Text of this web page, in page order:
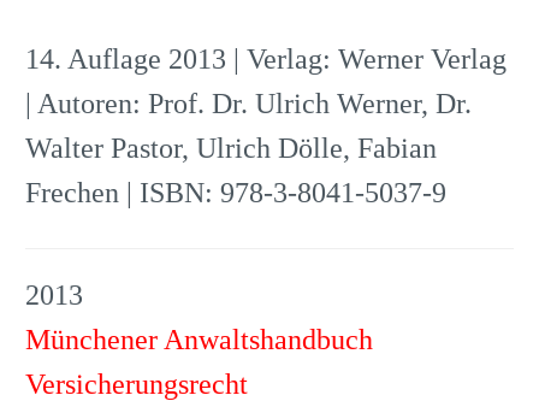
14. Auflage 2013 | Verlag: Werner Verlag
| Autoren: Prof. Dr. Ulrich Werner, Dr.
Walter Pastor, Ulrich Dölle, Fabian
Frechen | ISBN: 978-3-8041-5037-9
2013
Münchener Anwaltshandbuch
Versicherungsrecht